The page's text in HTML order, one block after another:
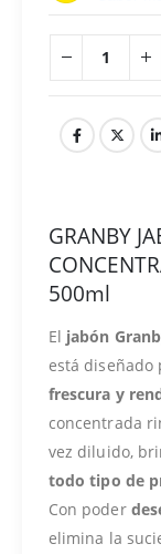
GRANBY
500ml
El jabón
está diseñado
frescura y
concentrada
vez diluido,
todo tipo de
Con poder
elimina la